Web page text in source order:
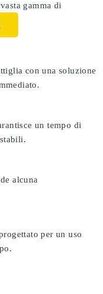
gamma di
con una soluzione
un tempo di
alcuna
per un uso